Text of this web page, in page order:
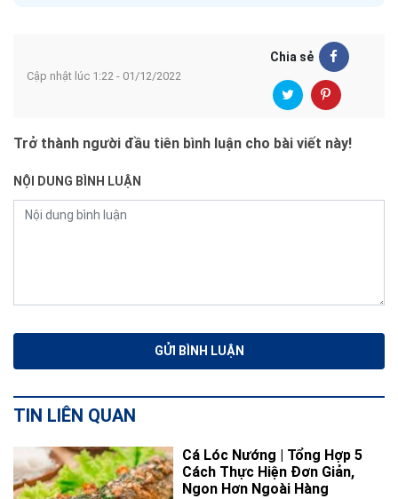
Cập nhật lúc 1:22 - 01/12/2022
Chia sẻ
Trở thành người đầu tiên bình luận cho bài viết này!
NỘI DUNG BÌNH LUẬN
TIN LIÊN QUAN
Cá Lóc Nướng | Tổng Hợp 5
Cách Thực Hiện Đơn Giản,
Ngon Hơn Ngoài Hàng